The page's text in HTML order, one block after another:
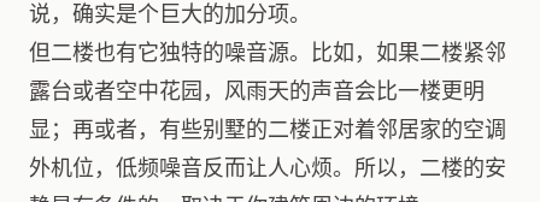
说，确实是个巨大的加分项。
但二楼也有它独特的噪音源。比如，如果二楼紧邻
露台或者空中花园，风雨天的声音会比一楼更明
显；再或者，有些别墅的二楼正对着邻居家的空调
外机位，低频噪音反而让人心烦。所以，二楼的安